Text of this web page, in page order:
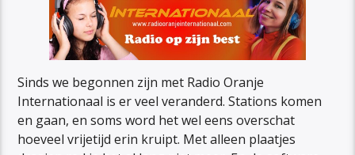
Sinds we begonnen zijn met Radio Oranje
Internationaal is er veel veranderd. Stations komen
en gaan, en soms word het wel eens overschat
hoeveel vrijetijd erin kruipt. Met alleen plaatjes